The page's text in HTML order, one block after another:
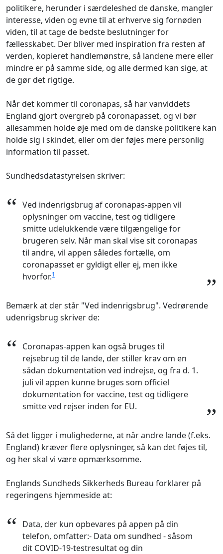
politikere, herunder i særdeleshed de danske, mangler
interesse, viden og evne til at erhverve sig fornøden
viden, til at tage de bedste beslutninger for
fællesskabet. Der bliver med inspiration fra resten af
verden, kopieret handlemønstre, så landene mere eller
mindre er på samme side, og alle dermed kan sige, at
de gør det rigtige.
Når det kommer til coronapas, så har vanviddets
England gjort overgreb på coronapasset, og vi bør
allesammen holde øje med om de danske politikere kan
holde sig i skindet, eller om der føjes mere personlig
information til passet.
Sundhedsdatastyrelsen skriver:
“ Ved indenrigsbrug af coronapas-appen vil
oplysninger om vaccine, test og tidligere
smitte udelukkende være tilgængelige for
brugeren selv. Når man skal vise sit coronapas
til andre, vil appen således fortælle, om
coronapasset er gyldigt eller ej, men ikke
hvorfor.1 ”
Bemærk at der står "Ved indenrigsbrug". Vedrørende
udenrigsbrug skriver de:
“ Coronapas-appen kan også bruges til
rejsebrug til de lande, der stiller krav om en
sådan dokumentation ved indrejse, og fra d. 1.
juli vil appen kunne bruges som officiel
dokumentation for vaccine, test og tidligere
smitte ved rejser inden for EU.
”
Så det ligger i mulighederne, at når andre lande (f.eks.
England) kræver flere oplysninger, så kan det føjes til,
og her skal vi være opmærksomme.
Englands Sundheds Sikkerheds Bureau forklarer på
regeringens hjemmeside at:
“ Data, der kun opbevares på appen på din
telefon, omfatter:- Data om sundhed - såsom
dit COVID-19-testresultat og din